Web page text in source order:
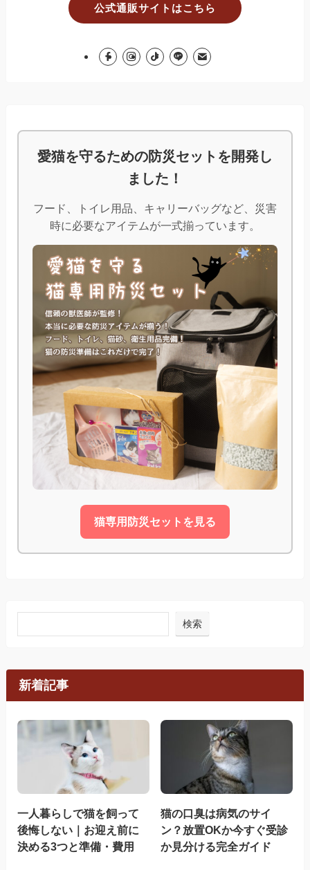
公式通販サイトはこちら
愛猫を守るための防災セットを開発し
ました！
フード、トイレ用品、キャリーバッグなど、災害
時に必要なアイテムが一式揃っています。
猫専用防災セットを見る
検索
新着記事
一人暮らしで猫を飼って
後悔しない｜お迎え前に
決める3つと準備・費用
猫の口臭は病気のサイ
ン？放置OKか今すぐ受診
か見分ける完全ガイド